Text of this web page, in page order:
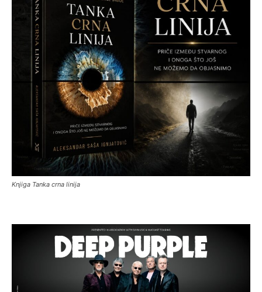
Knjiga Tanka crna linija